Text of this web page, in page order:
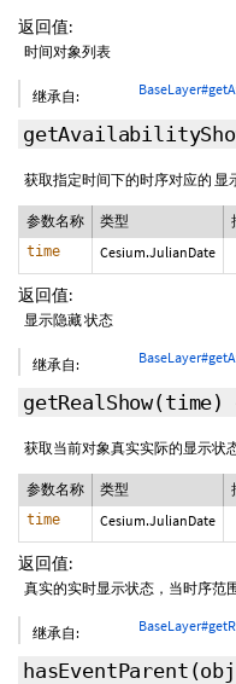
返回值:
时间对象列表
继承自:
获取指定时间下的时序对应的 显
参数名称 类型
time Cesium.JulianDate
返回值:
显示隐藏 状态
继承自:
getRealShow(time)
获取当前对象真实实际的显示状
参数名称 类型
time Cesium.JulianDate
返回值:
真实的实时显示状态，当时序范
继承自:
hasEventParent